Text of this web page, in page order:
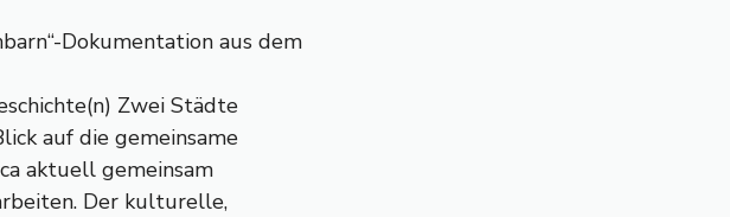
Dokumentation aus dem
Zwei Städte
auf die gemeinsame
aktuell gemeinsam
Der kulturelle,